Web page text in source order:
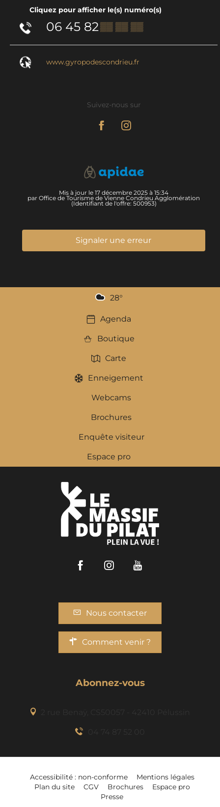
Cliquez pour afficher le(s) numéro(s)
06 45 82▒▒ ▒▒ ▒▒
www.gyropodescondrieu.fr
Suivez-nous sur
Mis à jour le 17 décembre 2025 à 15:34
par Office de Tourisme de Vienne Condrieu Agglomération
(Identifiant de l'offre: 500953)
Signaler une erreur
28°
Agenda
Boutique
Carte
Enneigement
Webcams
Brochures
Enquête visiteur
Espace pro
FacebookInstagram
Nous contacter
Comment venir ?
Abonnez-vous
Accessibilité : non-conforme
Mentions légales
Plan du site
CGV Brochures
Espace pro
Presse